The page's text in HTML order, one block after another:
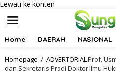
Lewati ke konten
Home DAERAH NASIONAL
Homepage / ADVERTORIALProf.
dan Sekretaris Prodi Doktor Ilmu